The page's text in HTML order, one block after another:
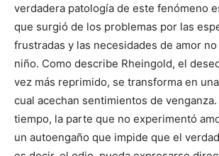
verdadera patología de este fenómeno
que surgió de los problemas por las
frustradas y las necesidades de amor
niño. Como describe Rheingold, el
vez más reprimido, se transforma en
cual acechan sentimientos de
tiempo, la parte que no experimentó
un autoengaño que impide que el